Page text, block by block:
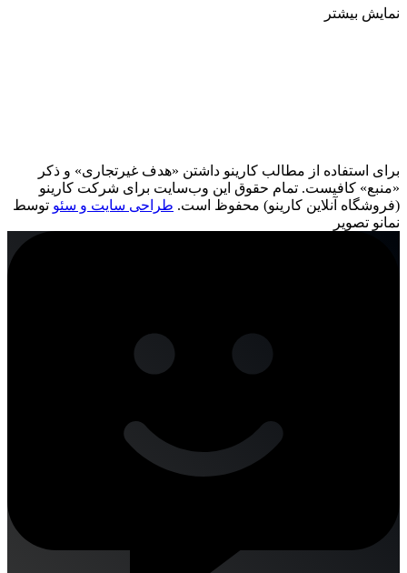
نمایش بیشتر
برای استفاده از مطالب کارینو داشتن «هدف غیرتجاری» و ذکر
«منبع» کافیست. تمام حقوق اين وب‌سايت برای شرکت کارینو
(فروشگاه آنلاین کارینو) محفوظ است. طراحی سایت و سئو توسط
نمانو تصویر